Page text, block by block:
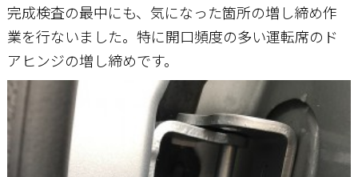
工場通信
お問い合わせ
完成検査の最中にも、気になった箇所の増し締め作
業を行ないました。特に開口頻度の多い運転席のド
アヒンジの増し締めです。